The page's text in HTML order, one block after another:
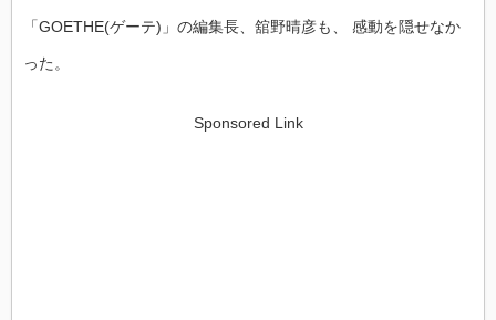
「GOETHE(ゲーテ)」の編集長、舘野晴彦も、 感動を隠せなか
った。
Sponsored Link